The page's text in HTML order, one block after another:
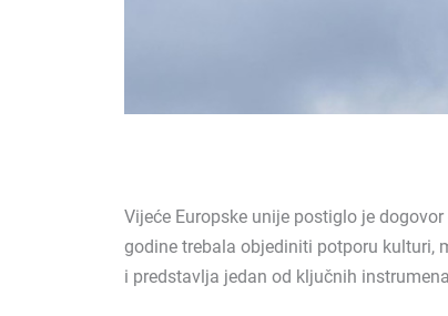
Vijeće Europske unije postiglo je
godine trebala objediniti potporu kulturi,
i predstavlja jedan od ključnih